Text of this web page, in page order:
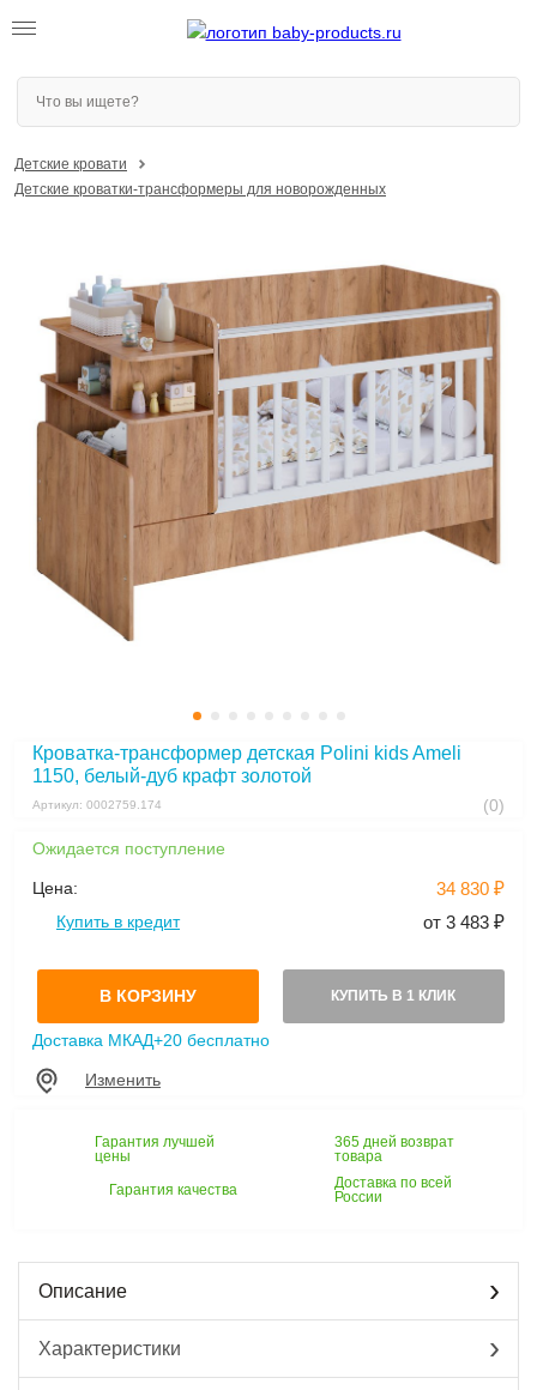
Детские кровати
Детские кроватки-трансформеры для новорожденных
Кроватка-трансформер детская Polini kids Ameli
1150, белый-дуб крафт золотой
Артикул: 0002759.174 (0)
Ожидается поступление
Цена: 34 830 ₽
Купить в кредит от 3 483 ₽
В КОРЗИНУ КУПИТЬ В 1 КЛИК
Доставка МКАД+20 бесплатно
Изменить
Гарантия лучшей
цены
365 дней возврат
товара
Гарантия качества
Доставка по всей
России
Описание
Характеристики